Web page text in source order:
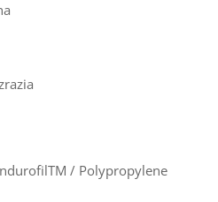
/ Polypropylene